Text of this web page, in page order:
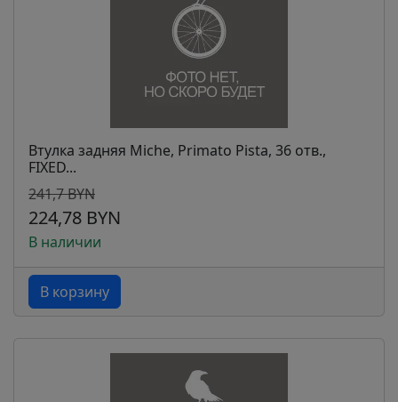
Втулка задняя Miche, Primato Pista, 36 отв.,
FIXED...
241,7 BYN
224,78 BYN
В наличии
В корзину